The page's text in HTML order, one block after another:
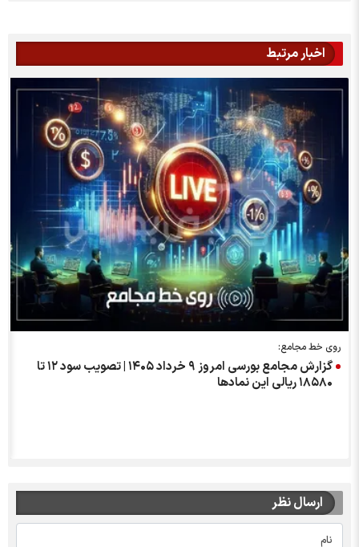
اخبار مرتبط
روی خط مجامع:
گزارش مجامع بورسی امروز ۹ خرداد ۱۴۰۵ | تصویب سود ۱۲ تا
۱۸۵۸۰ ریالی این نماد‌ها
ارسال نظر